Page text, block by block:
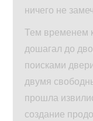
ничего не
Тем временем
дошагал до
поисками
двумя
прошла
создание